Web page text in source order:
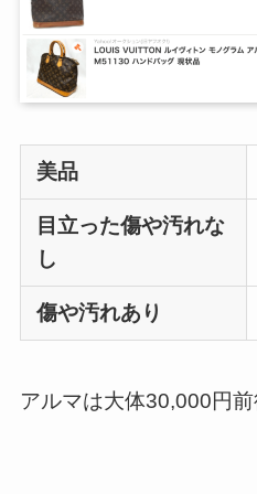
美品
目立った傷や汚れな
し
傷や汚れあり
アルマは大体30,000円前